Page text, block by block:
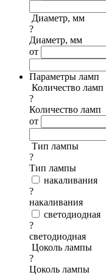
Диаметр, мм
?
Диаметр, мм
от
Параметры ламп
Количество ламп
?
Количество ламп
от
Тип лампы
?
Тип лампы
накаливания
?
накаливания
светодиодная
?
светодиодная
Цоколь лампы
?
Цоколь лампы